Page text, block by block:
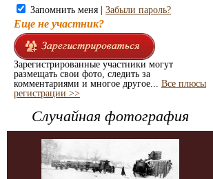
Запомнить меня | Забыли пароль?
Еще не участник?
Зарегистрированные участники могут
размещать свои фото, следить за
комментариями и многое другое... Все плюсы
регистрации >>
Случайная фотография